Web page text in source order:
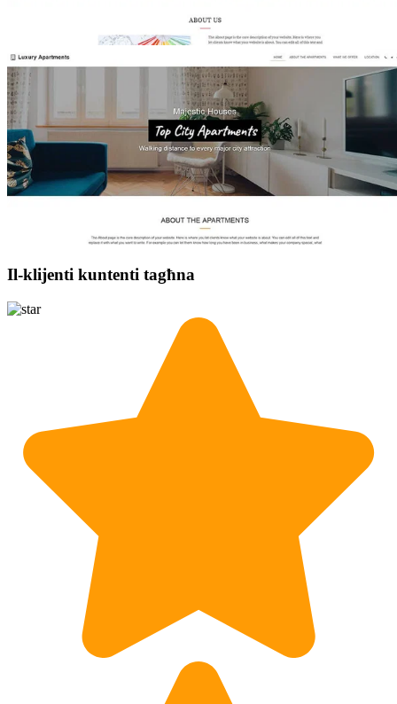
Il-klijenti kuntenti tagħna